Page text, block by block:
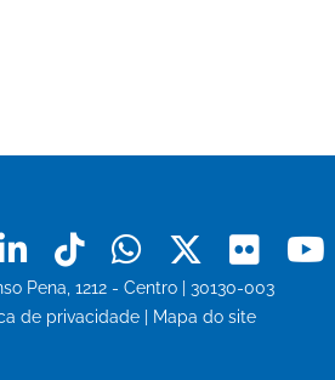
LinkedinTiktokWhatsapp
X Flickr
Pena, 1212 - Centro | 30130-003
de privacidade
Mapa do site